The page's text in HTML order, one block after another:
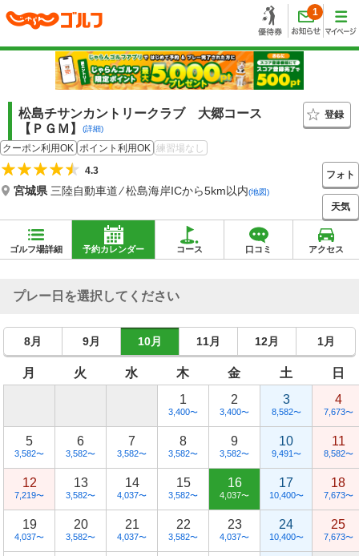
1
松島チサンカントリークラブ 大郷コース
【ＰＧＭ】
(詳細)
登録
クーポン利用OK ポイント利用OK 練習場なし
4.3
宮城県三陸自動車道 ⁄ 松島海岸ICから5km以内(地図)
フォト
天気
ゴルフ場詳細 予約カレンダー コース 口コミ アクセス
プレー日を選択してください
8月 9月 10月 11月 12月 1月
月 火 水 木 金 土
日
1
3,400〜
2
3,400〜
3
8,582〜
4
7,673〜
5
3,582〜
6
3,582〜
7
3,582〜
8
3,582〜
9
3,582〜
10
9,491〜
11
8,582〜
12
7,219〜
13
3,582〜
14
4,037〜
15
3,582〜
16
4,037〜
17
10,400〜
18
7,673〜
19
4,037〜
20
3,582〜
21
4,037〜
22
3,582〜
23
4,037〜
24
10,400〜
25
7,673〜